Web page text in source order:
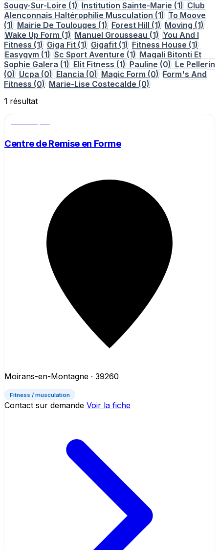
Sougy-Sur-Loire (1) Institution Sainte-Marie (1) Club
Alençonnais Haltérophilie Musculation (1) To Moove
(1) Mairie De Toulouges (1) Forest Hill (1) Moving (1)
Wake Up Form (1) Manuel Grousseau (1) You And I
Fitness (1) Giga Fit (1) Gigafit (1) Fitness House (1)
Easygym (1) Sc Sport Aventure (1) Magali Bitonti Et
Sophie Galera (1) Elit Fitness (1) Pauline (0) Le Pellerin
(0) Ucpa (0) Elancia (0) Magic Form (0) Form's And
Fitness (0) Marie-Lise Costecalde (0)
1 résultat
Centre de Remise en Forme
Moirans-en-Montagne · 39260
Fitness / musculation
Contact sur demande Voir la fiche